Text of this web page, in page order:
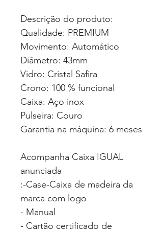
Descrição do produto:
Qualidade: PREMIUM
Movimento: Automático
Diâmetro: 43mm
Vidro: Cristal Safira
Crono: 100 % funcional
Caixa: Aço inox
Pulseira: Couro
Garantia na máquina: 6 meses
Acompanha Caixa IGUAL
anunciada
:-Case-Caixa de madeira da
marca com logo
- Manual
- Cartão certificado de